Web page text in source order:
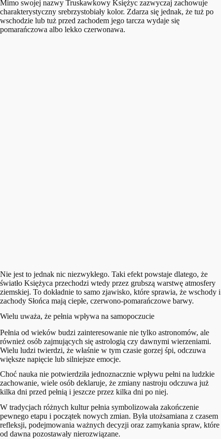
Mimo swojej nazwy Truskawkowy Księżyc zazwyczaj zachowuje
charakterystyczny srebrzystobiały kolor. Zdarza się jednak, że tuż po
wschodzie lub tuż przed zachodem jego tarcza wydaje się
pomarańczowa albo lekko czerwonawa.
Nie jest to jednak nic niezwykłego. Taki efekt powstaje dlatego, że
światło Księżyca przechodzi wtedy przez grubszą warstwę atmosfery
ziemskiej. To dokładnie to samo zjawisko, które sprawia, że wschody i
zachody Słońca mają ciepłe, czerwono-pomarańczowe barwy.
Wielu uważa, że pełnia wpływa na samopoczucie
Pełnia od wieków budzi zainteresowanie nie tylko astronomów, ale
również osób zajmujących się astrologią czy dawnymi wierzeniami.
Wielu ludzi twierdzi, że właśnie w tym czasie gorzej śpi, odczuwa
większe napięcie lub silniejsze emocje.
Choć nauka nie potwierdziła jednoznacznie wpływu pełni na ludzkie
zachowanie, wiele osób deklaruje, że zmiany nastroju odczuwa już
kilka dni przed pełnią i jeszcze przez kilka dni po niej.
W tradycjach różnych kultur pełnia symbolizowała zakończenie
pewnego etapu i początek nowych zmian. Była utożsamiana z czasem
refleksji, podejmowania ważnych decyzji oraz zamykania spraw, które
od dawna pozostawały nierozwiązane.